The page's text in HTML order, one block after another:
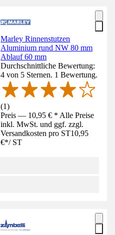
Marley Rinnenstutzen
Aluminium rund NW 80 mm
Ablauf 60 mm
Durchschnittliche Bewertung:
4 von 5 Sternen. 1 Bewertung.
(1)
Preis — 10,95 € * Alle Preise
inkl. MwSt. und ggf. zzgl.
Versandkosten pro ST10,95
€*/ ST